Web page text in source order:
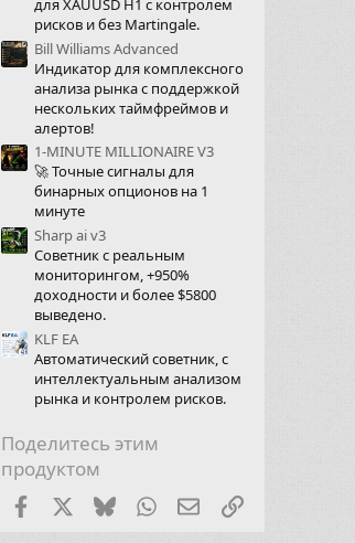
для XAUUSD H1 с контролем
рисков и без Martingale.
Bill Williams Advanced
Индикатор для комплексного
анализа рынка с поддержкой
нескольких таймфреймов и
алертов!
1-MINUTE MILLIONAIRE V3
🚀 Точные сигналы для
бинарных опционов на 1
минуте
Sharp ai v3
Советник с реальным
мониторингом, +950%
доходности и более $5800
выведено.
KLF EA
Автоматический советник, с
интеллектуальным анализом
рынка и контролем рисков.
Поделитесь этим
продуктом
FacebookX (Twitter)
Bluesky WhatsApp
Электронная почта
Ссылка